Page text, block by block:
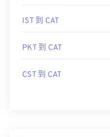
IST 到 CAT
PKT 到 CAT
CST 到 CAT